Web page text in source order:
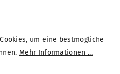
um eine bestmögliche
Mehr Informationen ...